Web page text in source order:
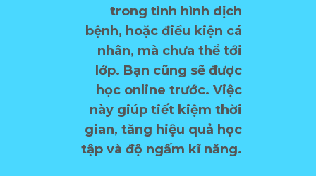
trong tình hình dịch
bệnh, hoặc điều kiện cá
nhân, mà chưa thể tới
lớp. Bạn cũng sẽ được
học online trước. Việc
này giúp tiết kiệm thời
gian, tăng hiệu quả học
tập và độ ngấm kĩ năng.